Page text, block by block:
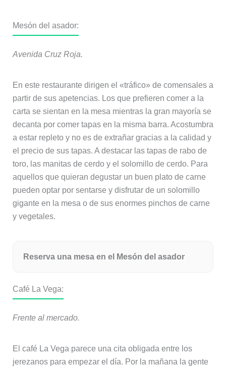
Mesón del asador:
Avenida Cruz Roja.
En este restaurante dirigen el «tráfico» de comensales a
partir de sus apetencias. Los que prefieren comer a la
carta se sientan en la mesa mientras la gran mayoría se
decanta por comer tapas en la misma barra. Acostumbra
a estar repleto y no es de extrañar gracias a la calidad y
el precio de sus tapas. A destacar las tapas de rabo de
toro, las manitas de cerdo y el solomillo de cerdo. Para
aquellos que quieran degustar un buen plato de carne
pueden optar por sentarse y disfrutar de un solomillo
gigante en la mesa o de sus enormes pinchos de carne
y vegetales.
Reserva una mesa en el Mesón del asador
Café La Vega:
Frente al mercado.
El café La Vega parece una cita obligada entre los
jerezanos para empezar el día. Por la mañana la gente